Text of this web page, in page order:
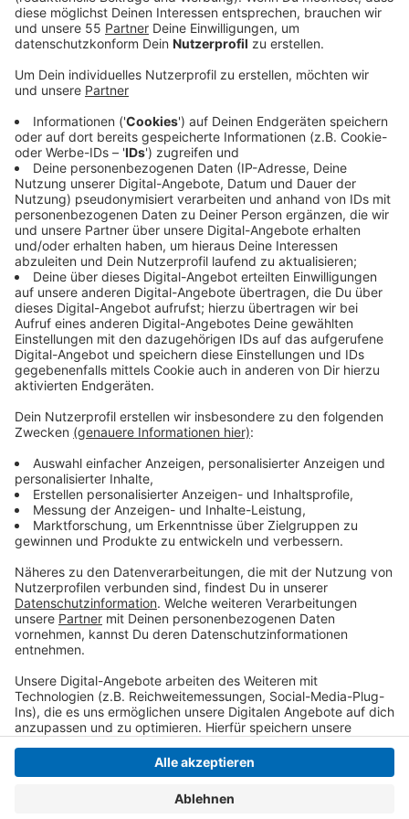
Anzeige
ein bisschen teurer sein. Laut einer Umfrage der
Management- und Technologieberatung BearingPoint
planen viele Menschen, fast ein Drittel mehr Geld für
Geschenke auszugeben als im Vorjahr.
Anzeige
Steigende Preise und Einkaufsverhalten
Anzeige
Gut die Hälfte der Befragten erwartet, dass die Preise
Anfang 2025 weiter steigen. Daher wollen sie lieber
jetzt noch teurere Dinge einkaufen. Die Händler am
Niederrhein stehen vor dem dritten
Adventswochenende: In Krefeld haben Kunden am
verkaufsoffenen Sonntag (15.12.) noch die Chance,
Weihnachtsgeschenke zu kaufen.
Anzeige